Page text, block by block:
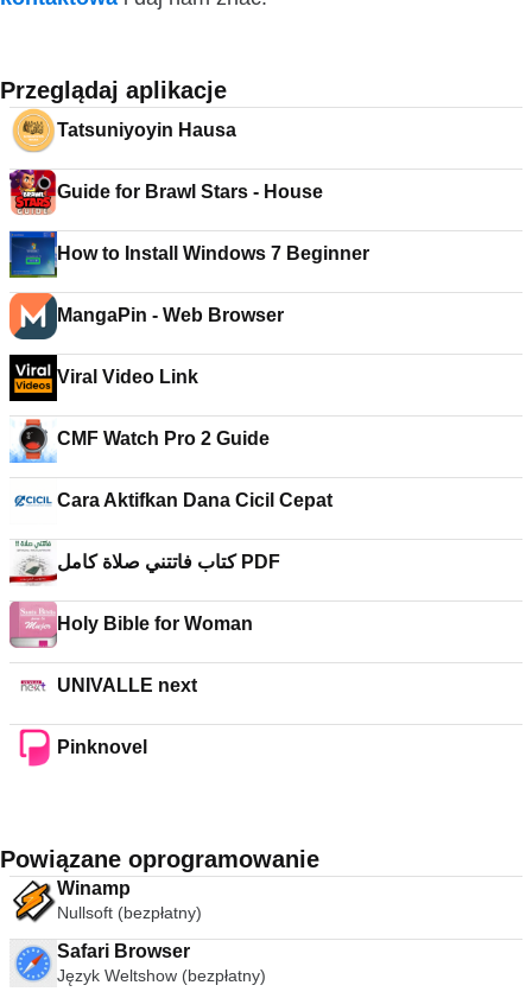
Przeglądaj aplikacje
Tatsuniyoyin Hausa
Guide for Brawl Stars - House
How to Install Windows 7 Beginner
MangaPin - Web Browser
Viral Video Link
CMF Watch Pro 2 Guide
Cara Aktifkan Dana Cicil Cepat
كتاب فاتتني صلاة كامل PDF
Holy Bible for Woman
UNIVALLE next
Pinknovel
Powiązane oprogramowanie
Winamp
Nullsoft (bezpłatny)
Safari Browser
Język Weltshow (bezpłatny)